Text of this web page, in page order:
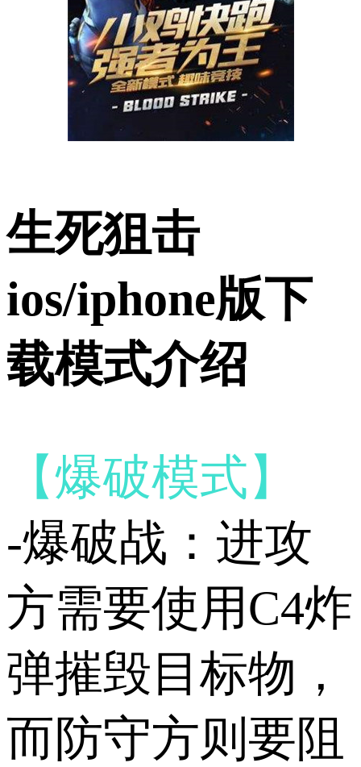
生死狙击
ios/iphone版下
载模式介绍
【爆破模式】
-爆破战：进攻
方需要使用C4炸
弹摧毁目标物，
而防守方则要阻